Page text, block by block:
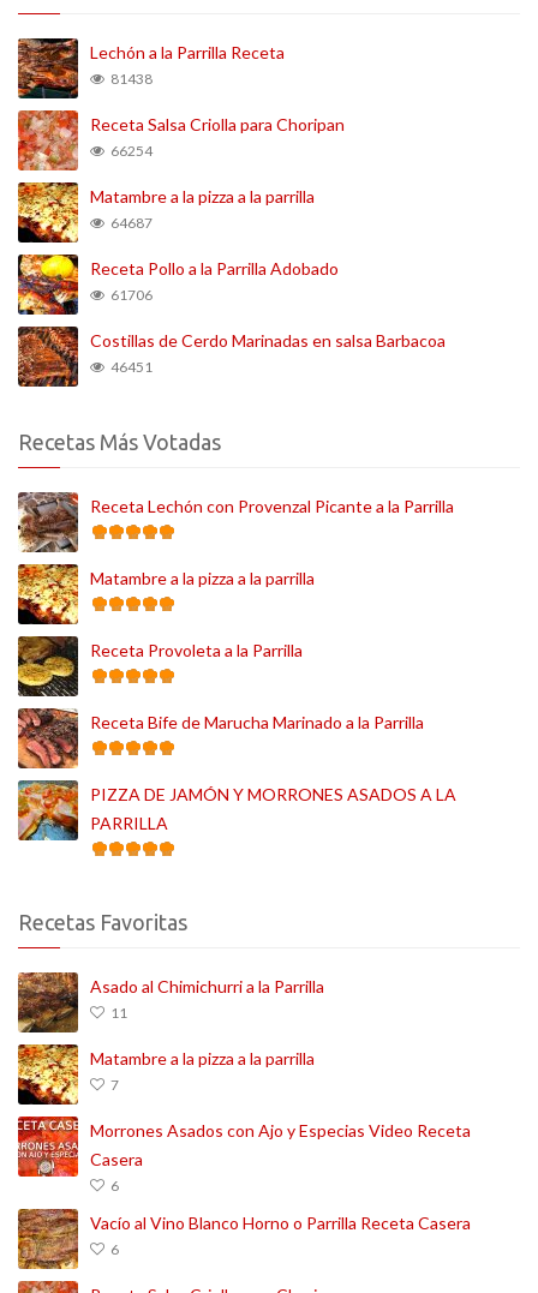
Lechón a la Parrilla Receta
81438
Receta Salsa Criolla para Choripan
66254
Matambre a la pizza a la parrilla
64687
Receta Pollo a la Parrilla Adobado
61706
Costillas de Cerdo Marinadas en salsa Barbacoa
46451
Recetas Más Votadas
Receta Lechón con Provenzal Picante a la Parrilla
Matambre a la pizza a la parrilla
Receta Provoleta a la Parrilla
Receta Bife de Marucha Marinado a la Parrilla
PIZZA DE JAMÓN Y MORRONES ASADOS A LA
PARRILLA
Recetas Favoritas
Asado al Chimichurri a la Parrilla
11
Matambre a la pizza a la parrilla
7
Morrones Asados con Ajo y Especias Video Receta
Casera
6
Vacío al Vino Blanco Horno o Parrilla Receta Casera
6